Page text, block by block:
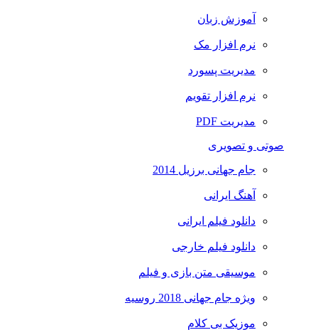
آموزش زبان
نرم افزار مک
مدیریت پسورد
نرم افزار تقویم
مدیریت PDF
صوتی و تصویری
جام جهانی برزیل 2014
آهنگ ایرانی
دانلود فیلم ایرانی
دانلود فیلم خارجی
موسیقی متن بازی و فیلم
ویژه جام جهانی 2018 روسیه
موزیک بی کلام